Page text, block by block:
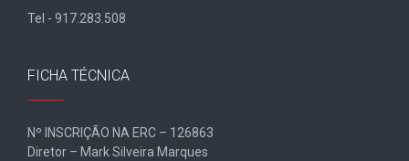
Tel - 917.283.508
FICHA TÉCNICA
Nº INSCRIÇÃO NA ERC – 126863
Diretor – Mark Silveira Marques